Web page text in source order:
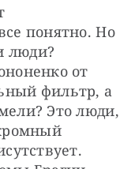
понятно. Но
люди?
от
фильтр, а
Это люди,